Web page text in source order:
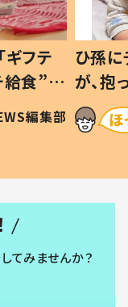
ギフテ
給食”を
の親
編集部
ひ孫
が、
「涙が
い」
てみませんか？